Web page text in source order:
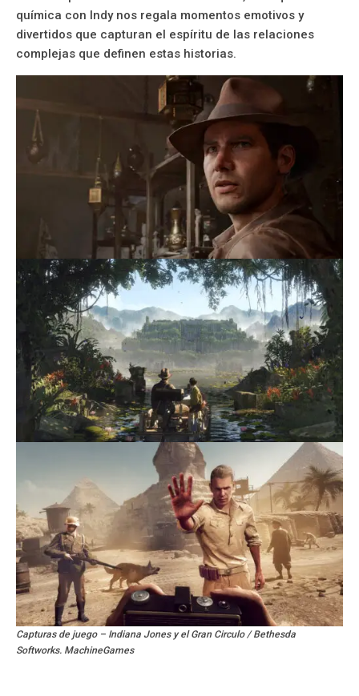
química con Indy nos regala momentos emotivos y
divertidos que capturan el espíritu de las relaciones
complejas que definen estas historias.
Capturas de juego – Indiana Jones y el Gran Circulo / Bethesda
Softworks. MachineGames